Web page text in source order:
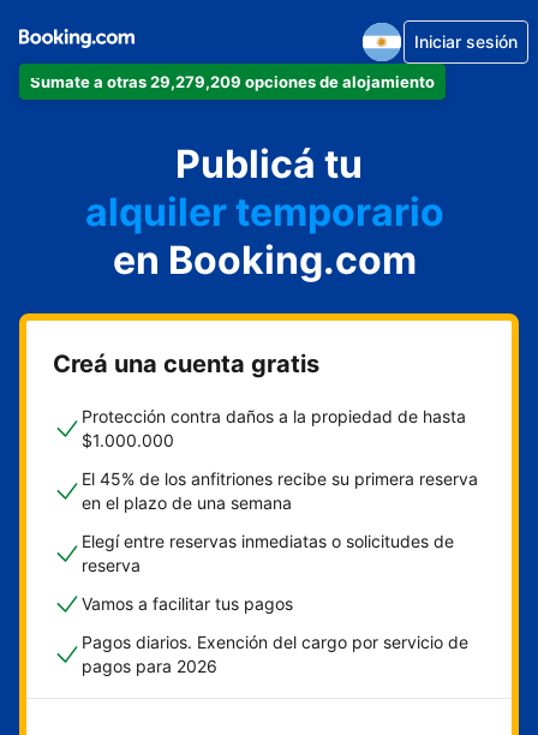
Sumate a otras 29,279,209 opciones de alojamiento
Iniciar sesión
Publicá tu
departamento
hotel
alquiler temporario
cabaña
aparthotel
en Booking.com
Creá una cuenta gratis
Protección contra daños a la propiedad de hasta
$1.000.000
El 45% de los anfitriones recibe su primera reserva
en el plazo de una semana
Elegí entre reservas inmediatas o solicitudes de
reserva
Vamos a facilitar tus pagos
Pagos diarios. Exención del cargo por servicio de
pagos para 2026